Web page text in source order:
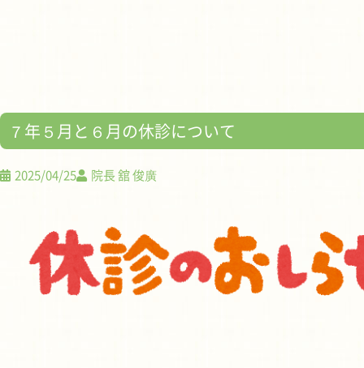
７年５月と６月の休診について
2025/04/25 院長 舘 俊廣